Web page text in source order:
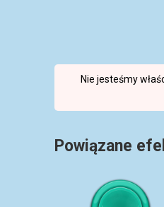
Nie jesteśmy
Powiązane